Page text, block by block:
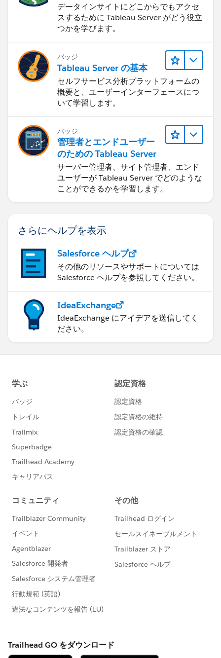
データインサイトにどこからでもアクセ
スするために Tableau Server がどう役立
つかを学びます。
バッジ
Tableau Server の基本
セルフサービス分析プラットフォームの
概要と、ユーザーインターフェースにつ
いて学習します。
バッジ
管理者とエンドユーザー
のための Tableau Server
サーバー管理者、サイト管理者、エンド
ユーザーが Tableau Server でどのような
ことができるかを学習します。
さらにヘルプを表示
Salesforce ヘルプ
その他のリソースやサポートについては
Salesforce ヘルプを参照してください。
IdeaExchange
IdeaExchange にアイデアを送信してく
ださい。